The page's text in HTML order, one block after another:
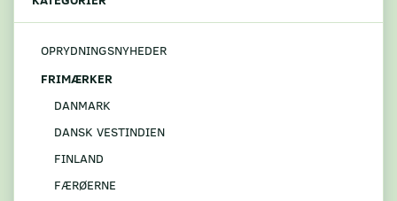
OPRYDNINGSNYHEDER
FRIMÆRKER
DANMARK
DANSK VESTINDIEN
FINLAND
FÆRØERNE